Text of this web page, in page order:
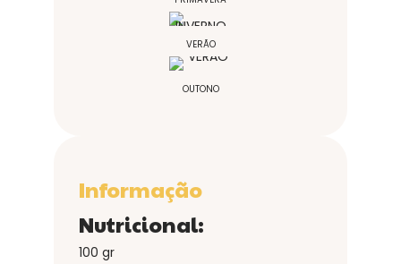
VERÃO
OUTONO
Informação
Nutricional:
100 gr